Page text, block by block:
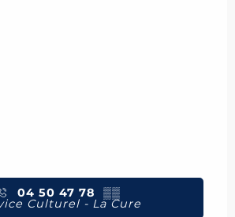
04 50 47 78 ▒▒
Culturel - La Cure